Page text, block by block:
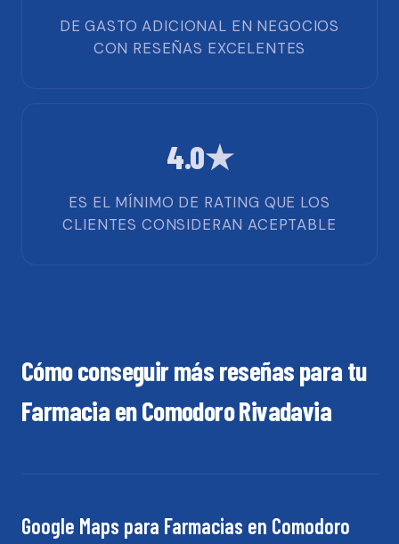
DE GASTO ADICIONAL EN NEGOCIOS
CON RESEÑAS EXCELENTES
4.0★
ES EL MÍNIMO DE RATING QUE LOS
CLIENTES CONSIDERAN ACEPTABLE
Cómo conseguir más reseñas para tu
FarmaciaenComodoro Rivadavia
Google Maps para Farmacias en Comodoro